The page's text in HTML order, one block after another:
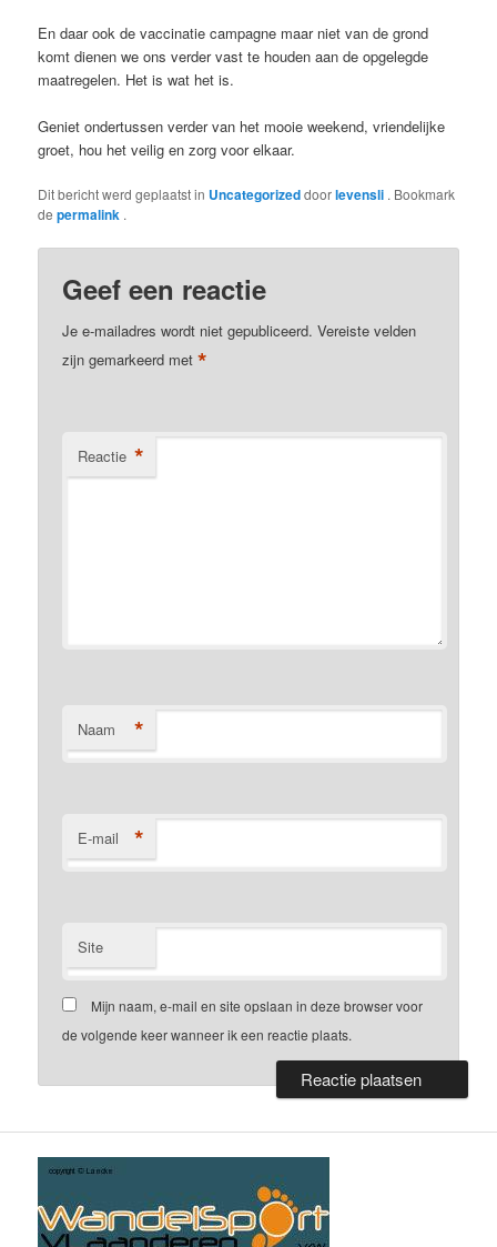
En daar ook de vaccinatie campagne maar niet van de grond
komt dienen we ons verder vast te houden aan de opgelegde
maatregelen. Het is wat het is.
Geniet ondertussen verder van het mooie weekend, vriendelijke
groet, hou het veilig en zorg voor elkaar.
Dit bericht werd geplaatst in Uncategorizeddoorlevensli . Bookmark
depermalink .
Geef een reactie
Je e-mailadres wordt niet gepubliceerd. Vereiste velden
zijn gemarkeerd met*
Reactie *
Naam *
E-mail *
Site
Mijn naam, e-mail en site opslaan in deze browser voor
de volgende keer wanneer ik een reactie plaats.